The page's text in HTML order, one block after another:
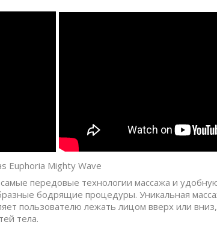
Euphoria Mighty Wave
самые передовые технологии массажа и
бодрящие процедуры. Уникальная
пользователю лежать лицом вверх или
тела.